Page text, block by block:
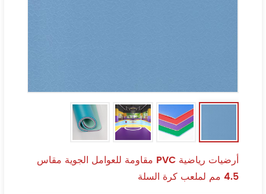
أرضيات رياضية PVC مقاومة للعوامل الجوية مقاس
4.5 مم لملعب كرة السلة